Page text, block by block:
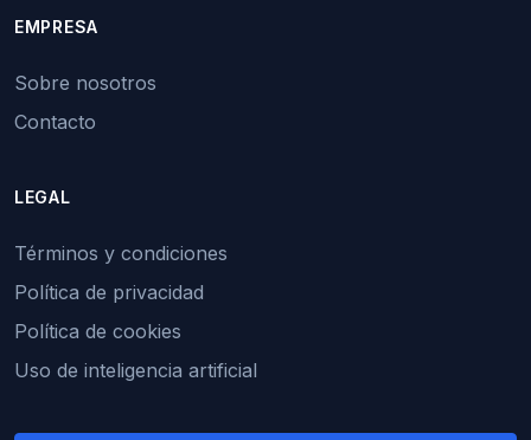
EMPRESA
Sobre nosotros
Contacto
LEGAL
Términos y condiciones
Política de privacidad
Política de cookies
Uso de inteligencia artificial